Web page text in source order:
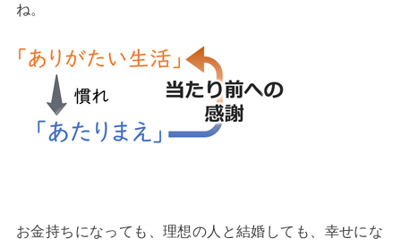
ね。
お金持ちになっても、理想の人と結婚しても、幸せにな